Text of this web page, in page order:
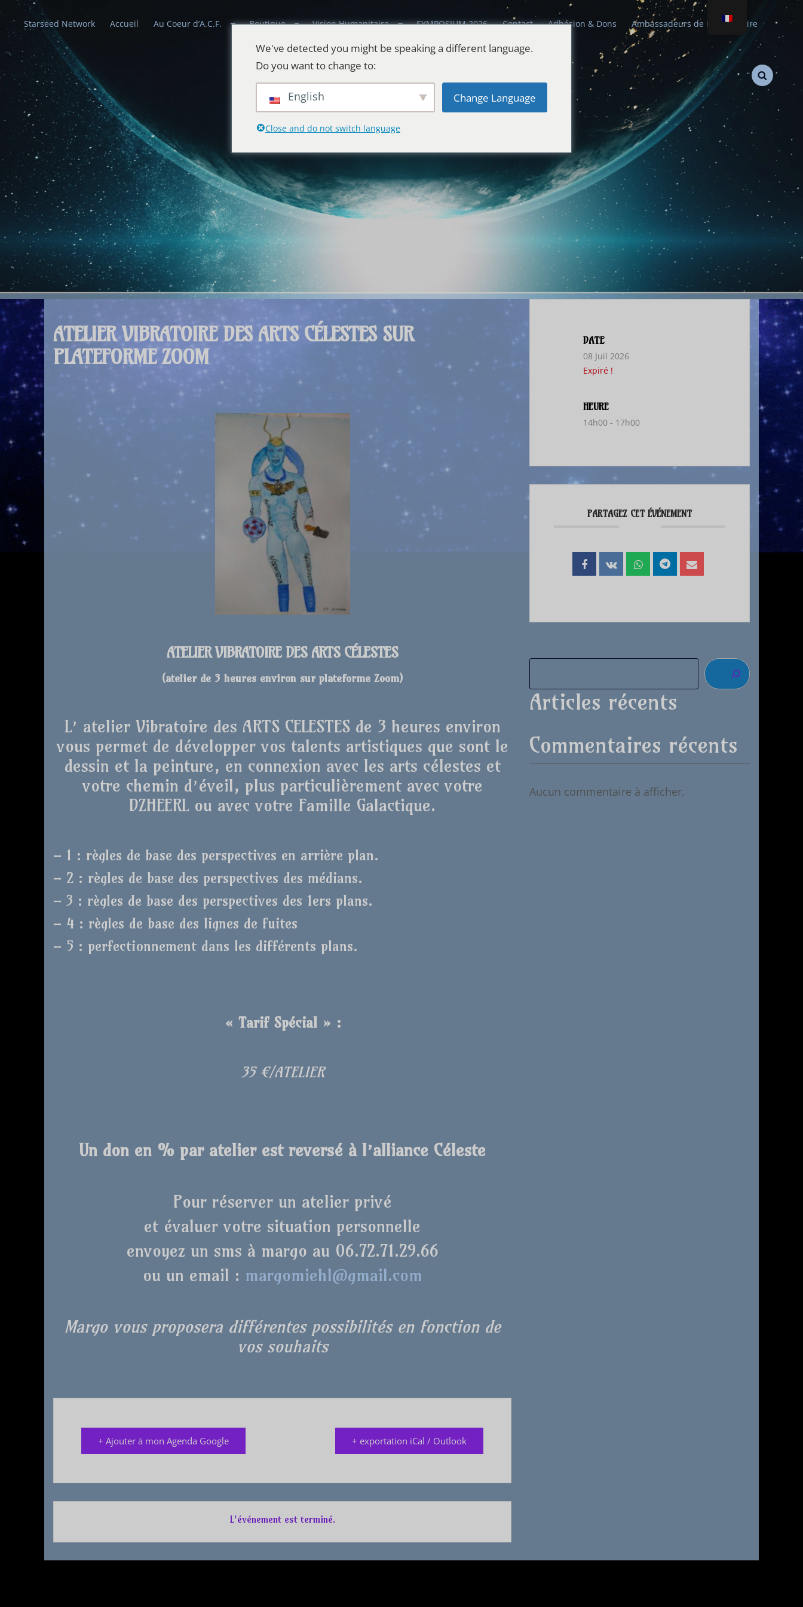
Starseed Network Accueil Au Coeur d’A.C.F. Boutique Vision Humanitaire SYMPOSIUM 2026 Contact Adhésion & Dons Ambassadeurs de Paix Stellaire
Alliances Célestes
Que la paix prévale sur la Terre et dans l'Univers
ATELIER VIBRATOIRE DES ARTS CÉLESTES SUR
PLATEFORME ZOOM
ATELIER VIBRATOIRE DES ARTS CÉLESTES
(atelier de 3 heures environ sur plateforme Zoom)
L’ atelier Vibratoire des ARTS CELESTES de 3 heures environ
vous permet de développer vos talents artistiques que sont le
dessin et la peinture, en connexion avec les arts célestes et
votre chemin d’éveil, plus particulièrement avec votre
DZHEERL ou avec votre Famille Galactique.
– 1 : règles de base des perspectives en arrière plan.
– 2 : règles de base des perspectives des médians.
– 3 : règles de base des perspectives des 1ers plans.
– 4 : règles de base des lignes de fuites
– 5 : perfectionnement dans les différents plans.
« Tarif Spécial » :
35 €/ATELIER
Un don en % par atelier est reversé à l’alliance Céleste
Pour réserver un atelier privé
et évaluer votre situation personnelle
envoyez un sms à margo au 06.72.71.29.66
ou un email : margomiehl@gmail.com
Margo vous proposera différentes possibilités en fonction de
vos souhaits
+ Ajouter à mon Agenda Google + exportation iCal / Outlook
L'événement est terminé.
DATE
08 Juil 2026
Expiré !
HEURE
14h00 - 17h00
PARTAGEZ CET ÉVÉNEMENT
Articles récents
Commentaires récents
Aucun commentaire à afficher.
We've detected you might be speaking a different language.
Do you want to change to:
English Change Language
Close and do not switch language